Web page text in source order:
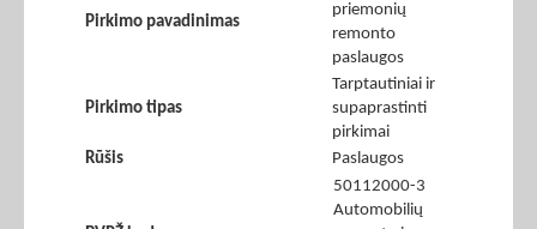
Pirkimo pavadinimas
priemonių
remonto
paslaugos
Pirkimo tipas
Tarptautiniai ir
supaprastinti
pirkimai
Rūšis
Paslaugos
50112000-3
Automobilių